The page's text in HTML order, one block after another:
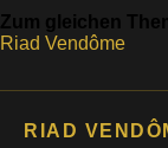
Zum gleichen
Riad Vendôme
RIAD